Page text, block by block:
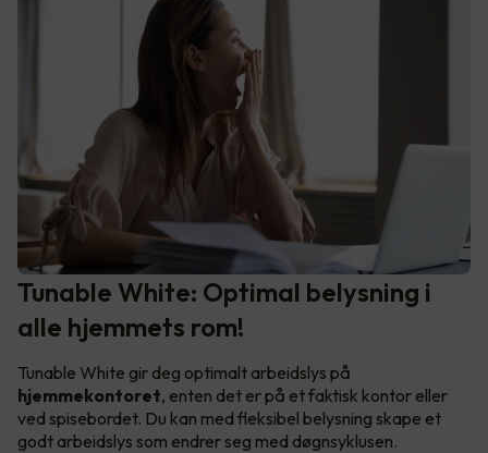
Tunable White: Optimal belysning i
alle hjemmets rom!
Tunable White gir deg optimalt arbeidslys på
hjemmekontoret, enten det er på et faktisk kontor eller
ved spisebordet. Du kan med fleksibel belysning skape et
godt arbeidslys som endrer seg med døgnsyklusen.